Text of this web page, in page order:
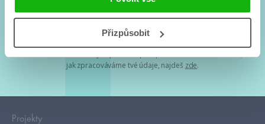
Přizpůsobit
Tvá e-mailová adresa je u nás v bezpečí. Přečti si
jak zpracováváme tvé údaje, najdeš zde.
Projekty